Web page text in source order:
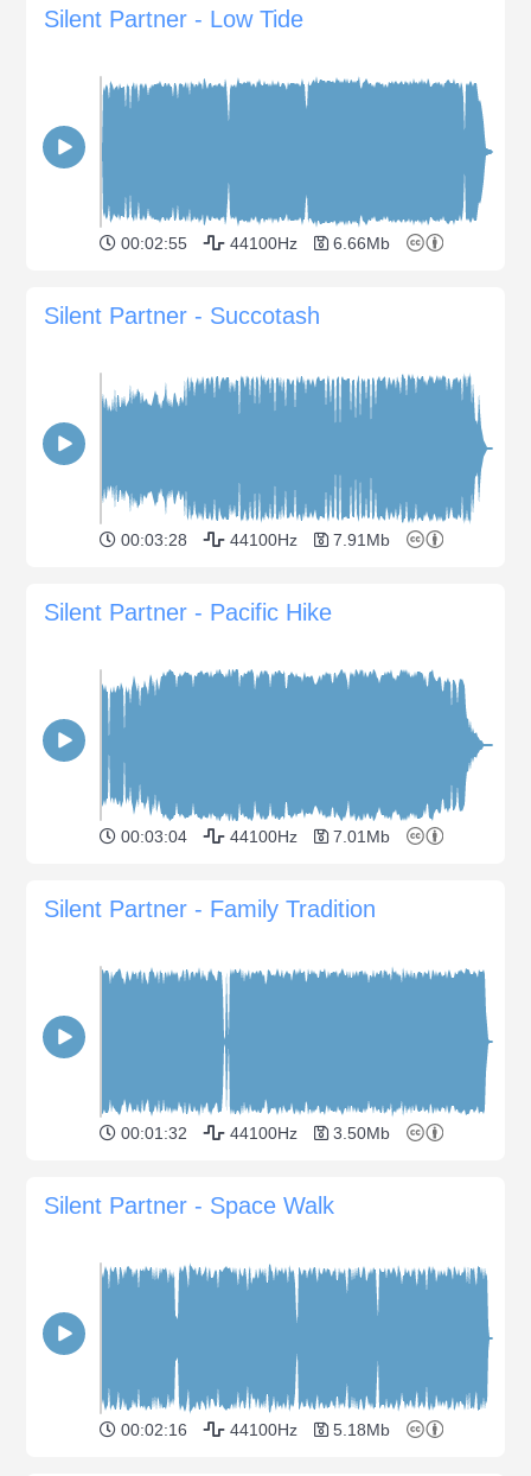
Silent Partner - Low Tide
00:02:55 44100Hz 6.66Mb
Silent Partner - Succotash
00:03:28 44100Hz 7.91Mb
Silent Partner - Pacific Hike
00:03:04 44100Hz 7.01Mb
Silent Partner - Family Tradition
00:01:32 44100Hz 3.50Mb
Silent Partner - Space Walk
00:02:16 44100Hz 5.18Mb